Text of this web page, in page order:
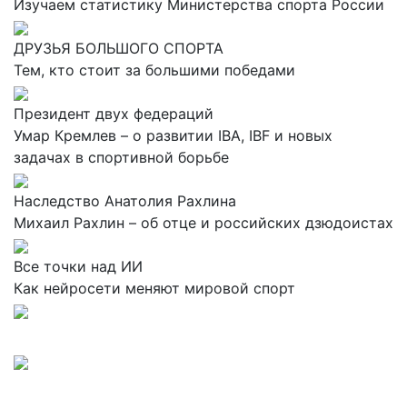
Изучаем статистику Министерства спорта России
ДРУЗЬЯ БОЛЬШОГО СПОРТА
Тем, кто стоит за большими победами
Президент двух федераций
Умар Кремлев – о развитии IBA, IBF и новых
задачах в спортивной борьбе
Наследство Анатолия Рахлина
Михаил Рахлин – об отце и российских дзюдоистах
Все точки над ИИ
Как нейросети меняют мировой спорт